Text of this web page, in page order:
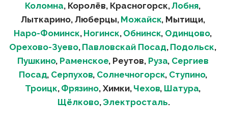
Коломна, Королёв, Красногорск, Лобня,
Лыткарино, Люберцы, Можайск
Наро-Фоминск, Ногинск, Обнинск, Одинцово
Орехово-Зуево, Павловскай Посад, Подольск ,
Пушкино, Раменское, Реутов, Руза, Сергиев
Посад, Серпухов, Солнечногорск, Ступино
Троицк, Фрязино, Химки, Чехов, Шатура
Щёлково, Электросталь.